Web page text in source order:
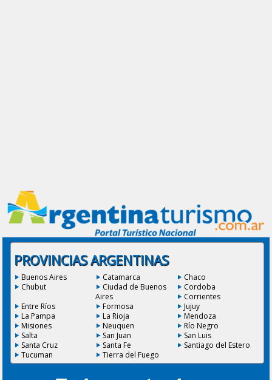
PROVINCIAS ARGENTINAS
Buenos Aires Catamarca
Chaco
Chubut
Ciudad de Buenos
Aires
Cordoba
Corrientes
Entre Ríos
Formosa
Jujuy
La Pampa
La Rioja
Mendoza
Misiones
Neuquen
Río Negro
Salta
San Juan
San Luis
Santa Cruz
Santa Fe
Santiago del Estero
Tucuman
Tierra del Fuego